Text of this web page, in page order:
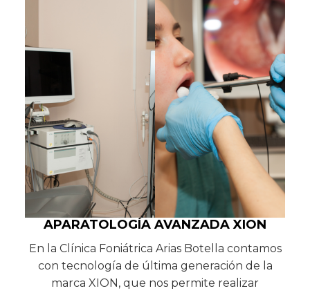
APARATOLOGÍA AVANZADA XION
En la Clínica Foniátrica Arias Botella contamos
con tecnología de última generación de la
marca XION, que nos permite realizar